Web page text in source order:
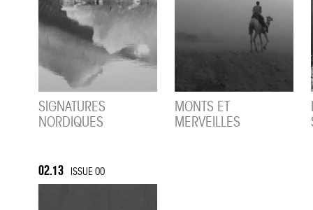
SIGNATURES
NORDIQUES
MONTS ET
MERVEILLES
02.13 ISSUE 00